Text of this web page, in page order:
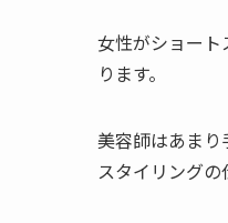
女性がショー
ります。
美容師はあま
スタイリングの